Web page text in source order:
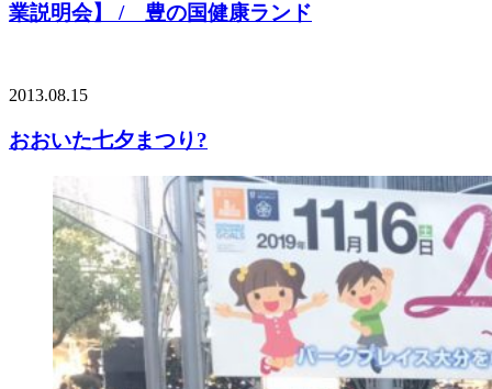
業説明会】 / 豊の国健康ランド
2013.08.15
おおいた七夕まつり?